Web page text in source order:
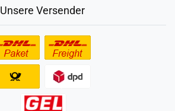
Unsere Versender